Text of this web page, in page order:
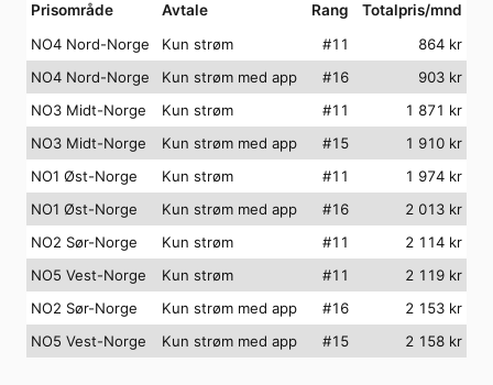
Prisområde Avtale Rang
Totalpris/mnd
NO4 Nord-Norge
Kun strøm #11 864 kr
NO4 Nord-Norge
Kun strøm med app #16 903 kr
NO3 Midt-Norge
Kun strøm #11 1 871 kr
NO3 Midt-Norge
Kun strøm med app #15 1 910 kr
NO1 Øst-Norge
Kun strøm #11 1 974 kr
NO1 Øst-Norge
Kun strøm med app #16 2 013 kr
NO2 Sør-Norge
Kun strøm #11 2 114 kr
NO5 Vest-Norge
Kun strøm #11 2 119 kr
NO2 Sør-Norge
Kun strøm med app #16 2 153 kr
NO5 Vest-Norge
Kun strøm med app #15 2 158 kr